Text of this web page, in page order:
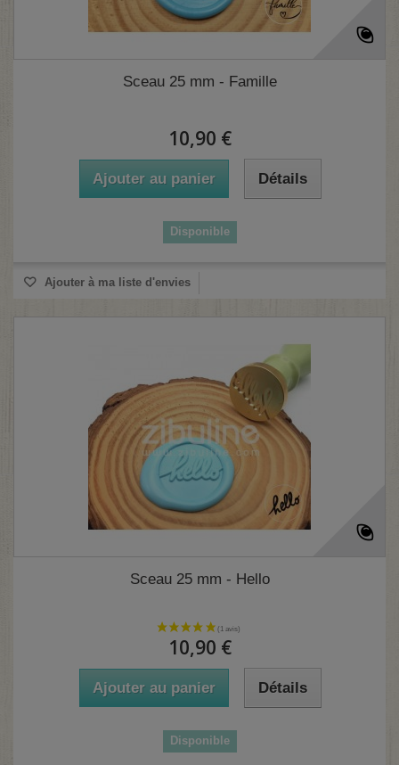
Sceau 25 mm - Famille
10,90 €
Ajouter au panier Détails
Disponible
Ajouter à ma liste d'envies
Sceau 25 mm - Hello
10,90 €
Ajouter au panier Détails
Disponible